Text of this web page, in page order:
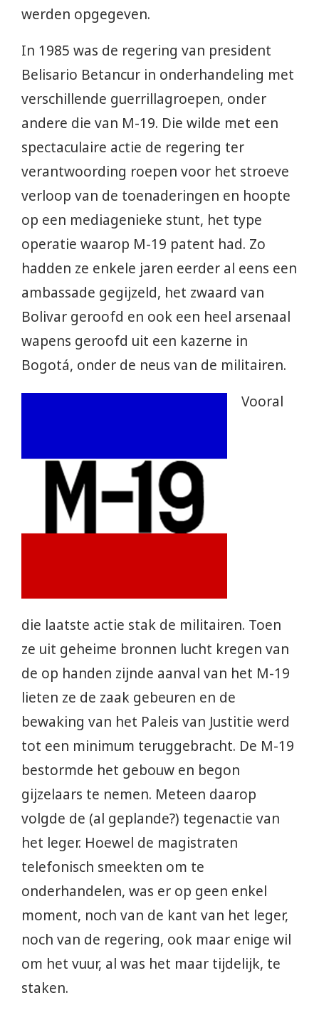
werden opgegeven.
In 1985 was de regering van president
Belisario Betancur in onderhandeling met
verschillende guerrillagroepen, onder
andere die van M-19. Die wilde met een
spectaculaire actie de regering ter
verantwoording roepen voor het stroeve
verloop van de toenaderingen en hoopte
op een mediagenieke stunt, het type
operatie waarop M-19 patent had. Zo
hadden ze enkele jaren eerder al eens een
ambassade gegijzeld, het zwaard van
Bolivar geroofd en ook een heel arsenaal
wapens geroofd uit een kazerne in
Bogotá, onder de neus van de militairen.
Vooral
die laatste actie stak de militairen. Toen
ze uit geheime bronnen lucht kregen van
de op handen zijnde aanval van het M-19
lieten ze de zaak gebeuren en de
bewaking van het Paleis van Justitie werd
tot een minimum teruggebracht. De M-19
bestormde het gebouw en begon
gijzelaars te nemen. Meteen daarop
volgde de (al geplande?) tegenactie van
het leger. Hoewel de magistraten
telefonisch smeekten om te
onderhandelen, was er op geen enkel
moment, noch van de kant van het leger,
noch van de regering, ook maar enige wil
om het vuur, al was het maar tijdelijk, te
staken.